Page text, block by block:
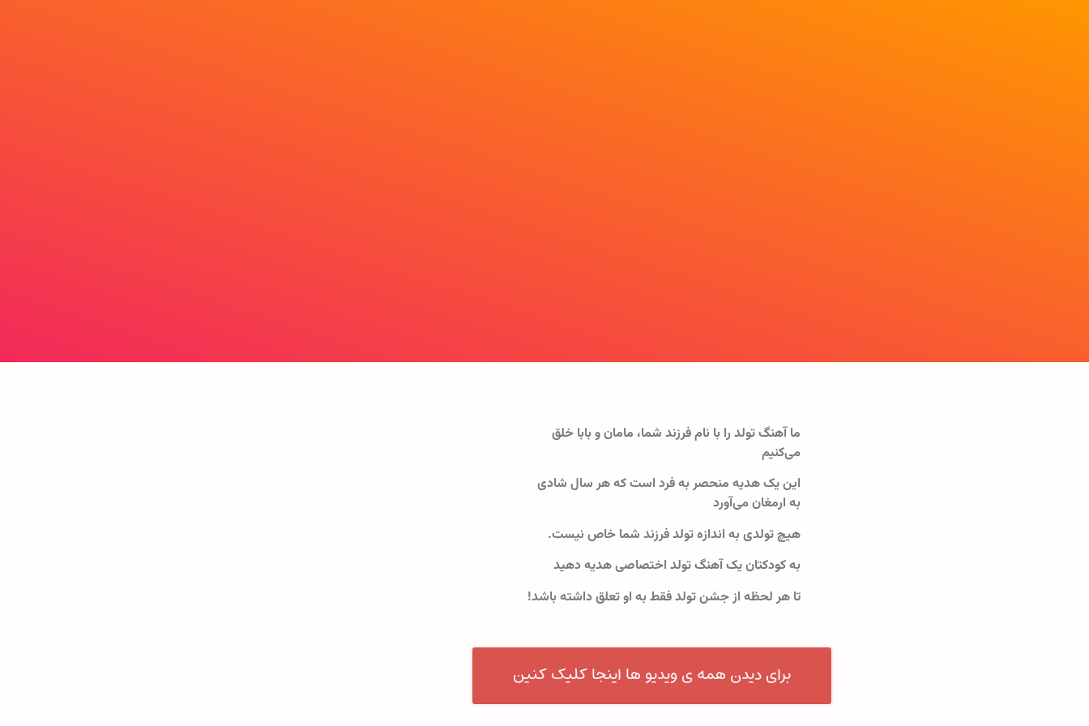
ما آهنگ تولد را با نام فرزند شما، مامان و بابا خلق
می‌کنیم
این یک هدیه منحصر به فرد است که هر سال شادی
به ارمغان می‌آورد
هیچ تولدی به اندازه تولد فرزند شما خاص نیست.
به کودکتان یک آهنگ تولد اختصاصی هدیه دهید
تا هر لحظه از جشن تولد فقط به او تعلق داشته باشد!
برای دیدن همه ی ویدیو ها اینجا کلیک کنین